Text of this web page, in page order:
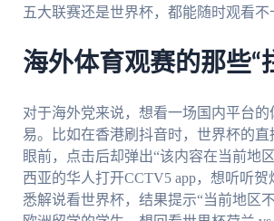
五大联赛还是世界杯，都能随时观看不
海外体育观赛的那些“
对于海外党来说，想看一场国内平台的
易。比如在香港刷抖音时，世界杯的直
眼前，点击后却弹出“该内容在当前地
西亚的华人打开CCTV5 app，想听听
悉解说看世界杯，结果提示“当前地区